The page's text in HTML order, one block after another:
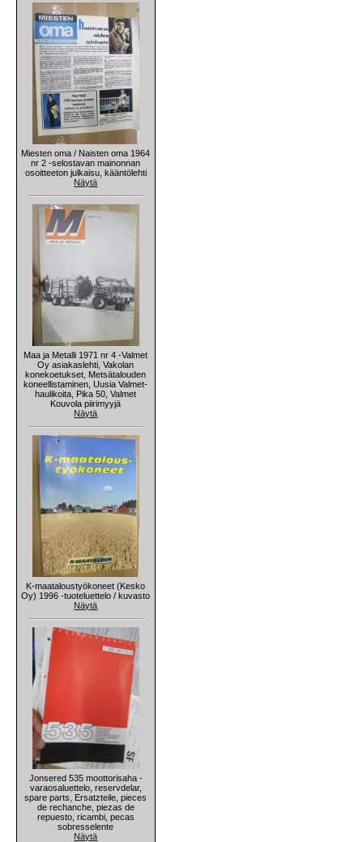
Miesten oma / Naisten oma 1964
nr 2 -selostavan mainonnan
osoitteeton julkaisu, kääntölehti
Näytä
Maa ja Metalli 1971 nr 4 -Valmet
Oy asiakaslehti, Vakolan
konekoetukset, Metsätalouden
koneellistaminen, Uusia Valmet-
haulikoita, Pika 50, Valmet
Kouvola piirimyyjä
Näytä
K-maataloustyökoneet (Kesko
Oy) 1996 -tuoteluettelo / kuvasto
Näytä
Jonsered 535 moottorisaha -
varaosaluettelo, reservdelar,
spare parts, Ersatzteile, pieces
de rechanche, piezas de
repuesto, ricambi, pecas
sobresselente
Näytä